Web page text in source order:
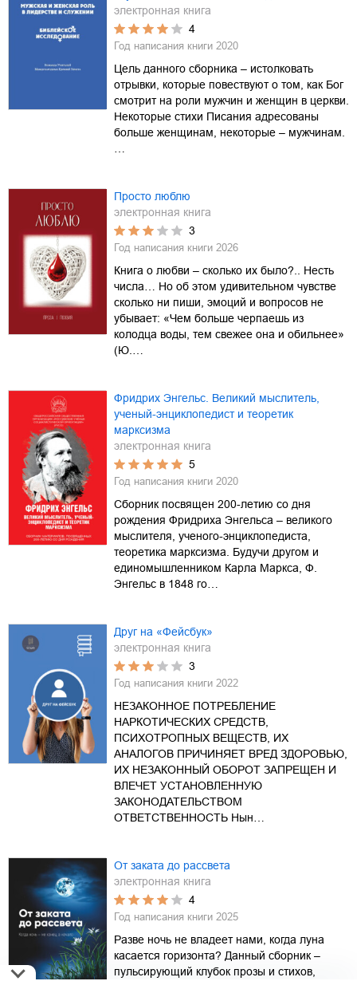
электронная книга
4
Год написания книги 2020
Цель данного сборника – истолковать
отрывки, которые повествуют о том, как Бог
смотрит на роли мужчин и женщин в церкви.
Некоторые стихи Писания адресованы
больше женщинам, некоторые – мужчинам.
Просто люблю
электронная книга
3
Год написания книги 2026
Книга о любви – сколько их было?.. Несть
числа… Но об этом удивительном чувстве
сколько ни пиши, эмоций и вопросов не
убывает: «Чем больше черпаешь из
колодца воды, тем свежее она и обильнее»
(Ю.…
Фридрих Энгельс. Великий мыслитель,
ученый-энциклопедист и теоретик
марксизма
электронная книга
5
Год написания книги 2020
Сборник посвящен 200-летию со дня
рождения Фридриха Энгельса – великого
мыслителя, ученого-энциклопедиста,
теоретика марксизма. Будучи другом и
единомышленником Карла Маркса, Ф.
Энгельс в 1848 го…
Друг на «Фейсбук»
электронная книга
3
Год написания книги 2022
НЕЗАКОННОЕ ПОТРЕБЛЕНИЕ
НАРКОТИЧЕСКИХ СРЕДСТВ,
ПСИХОТРОПНЫХ ВЕЩЕСТВ, ИХ
АНАЛОГОВ ПРИЧИНЯЕТ ВРЕД ЗДОРОВЬЮ,
ИХ НЕЗАКОННЫЙ ОБОРОТ ЗАПРЕЩЕН И
ВЛЕЧЕТ УСТАНОВЛЕННУЮ
ЗАКОНОДАТЕЛЬСТВОМ
ОТВЕТСТВЕННОСТЬ Нын…
От заката до рассвета
электронная книга
4
Год написания книги 2025
Разве ночь не владеет нами, когда луна
касается горизонта? Данный сборник –
пульсирующий клубок прозы и стихов,